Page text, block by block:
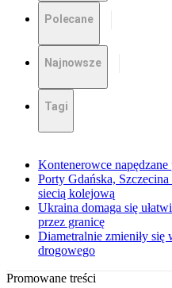
Polecane
Najnowsze
Tagi
Kontenerowce
Porty Gdańska,
siecią kolejową
Ukraina domaga się
przez granicę
Diametralnie zmieniły się
drogowego
Promowane treści